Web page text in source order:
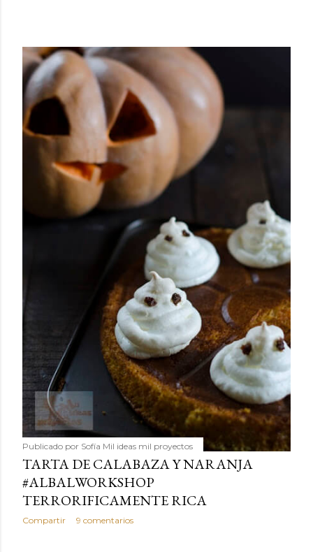
Publicado por Sofía Mil ideas mil proyectos
TARTA DE CALABAZA Y NARANJA
#ALBALWORKSHOP
TERRORIFICAMENTE RICA
Compartir 9 comentarios